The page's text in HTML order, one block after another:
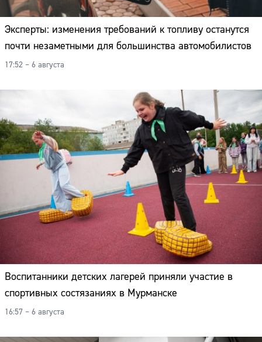
Эксперты: изменения требований к топливу останутся
почти незаметными для большинства автомобилистов
17:52 – 6 августа
Воспитанники детских лагерей приняли участие в
спортивных состязаниях в Мурманске
16:57 – 6 августа